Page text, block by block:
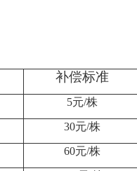
补偿标准
5元/株
30元/株
60元/株